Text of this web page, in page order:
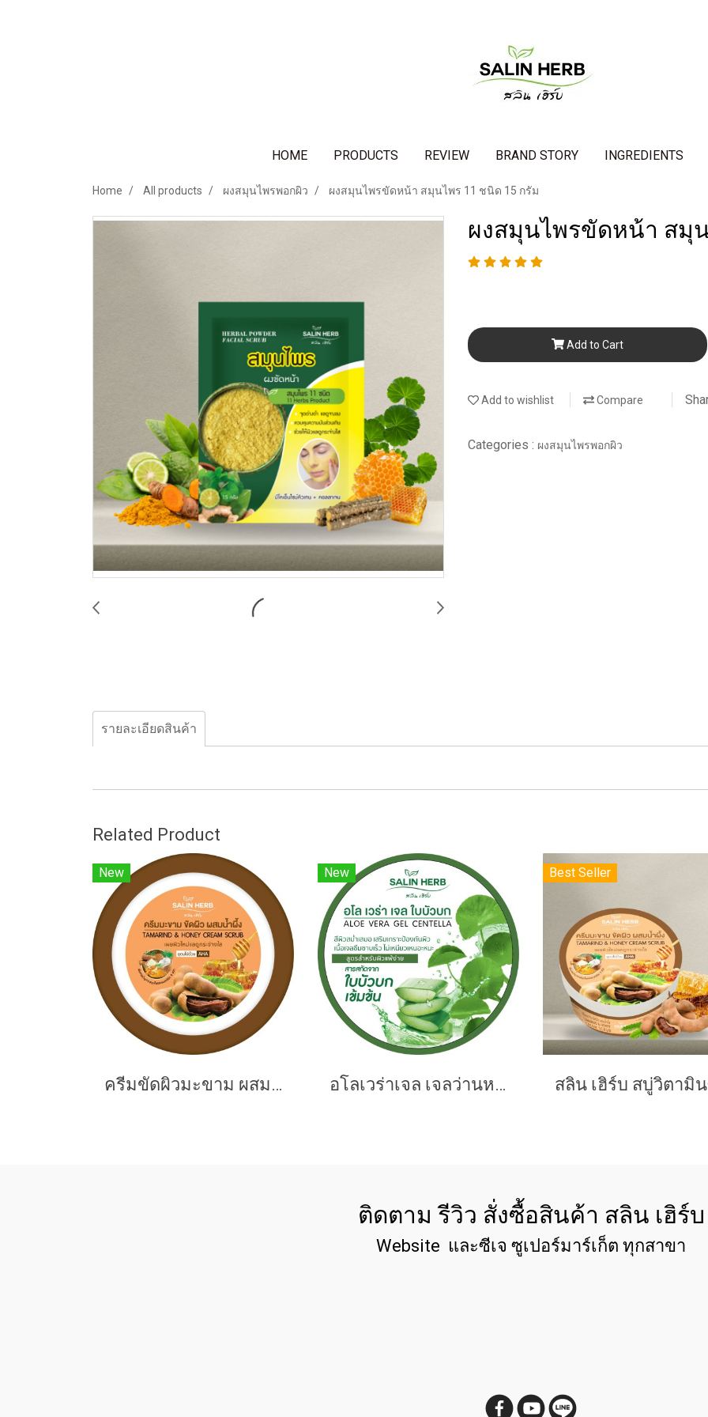
HOME PRODUCTS REVIEW BRAND STORY INGREDIENTS
Home All products ผงสมุนไพรพอกผิว ผงสมุนไพรขัดหน้า สมุนไพร 11 ชนิด 15 กรัม
ผงสมุนไพรขัดหน้า สมุ
Add to Cart
Add to wishlist Compare
Categories : ผงสมุนไพรพอกผิว
รายละเอียดสินค้า
Related Product
New
ครีมขัดผิวมะขาม ผสมน้ำผึ้ง 250 กรัม
New
อโลเวร่าเจล เจลว่านหางจระเข้ ผสมใบบัวบก
Best Seller
ติดตาม รีวิว สั่งซื้อสินค้า สลิน เฮิร์บ
Website และซีเจ ซูเปอร์มาร์เก็ต ทุกสาขา